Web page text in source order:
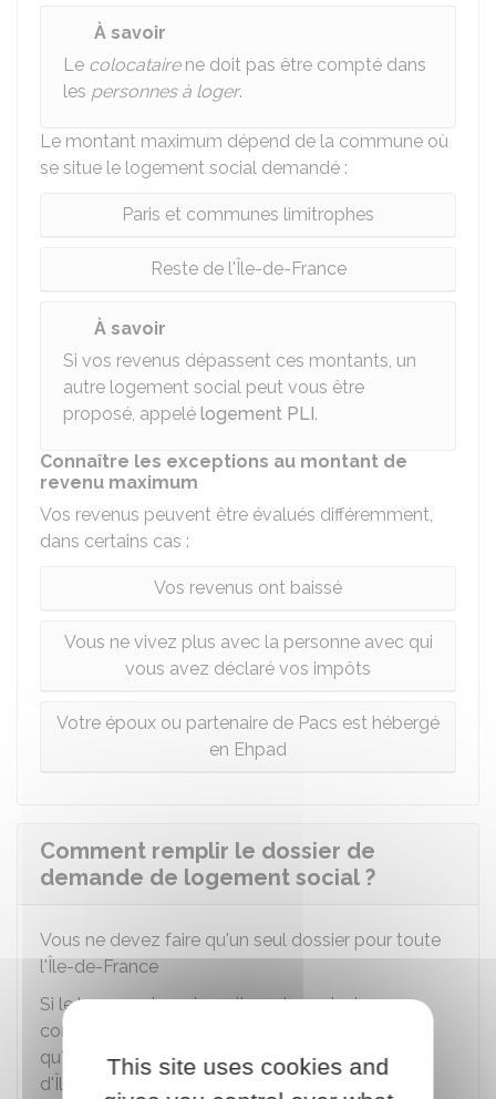
À savoir
Le colocatairene doit pas être compté dans
les personnes à loger.
Le montant maximum dépend de la commune où
se situe le logement social demandé :
Paris et communes limitrophes
Reste de l'Île-de-France
À savoir
Si vos revenus dépassent ces montants, un
autre logement social peut vous être
proposé, appelé logement PLI.
Connaître les exceptions au montant de
revenu maximum
Vos revenus peuvent être évalués différemment,
dans certains cas :
Vos revenus ont baissé
Vous ne vivez plus avec la personne avec qui
vous avez déclaré vos impôts
Votre époux ou partenaire de Pacs est hébergé
en Ehpad
Comment remplir le dossier de
demande de logement social ?
Vous ne devez faire qu'un seul dossier pour toute
l'Île-de-France
Si le logement peut se situer dans plusieurs
communes d'Île-de-France, vous ne devez faire
qu'un seul dossier pour tous les départements
d'Île-de-France (75, 77, 78, 91, 92, 93, 94, 95).
This site uses cookies and